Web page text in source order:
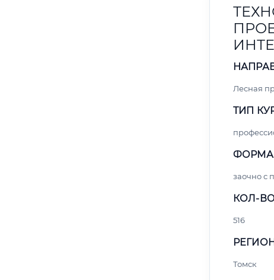
Лесная
ТИП
ФОРМА
заочно с
КОЛ-
516
Томск